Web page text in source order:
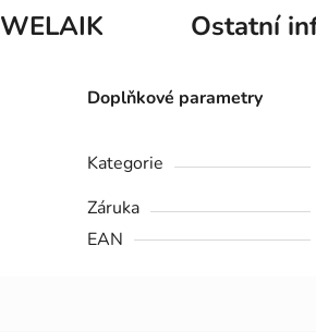
WELAIK Ostatní
Doplňkové parametry
Kategorie
Záruka
EAN